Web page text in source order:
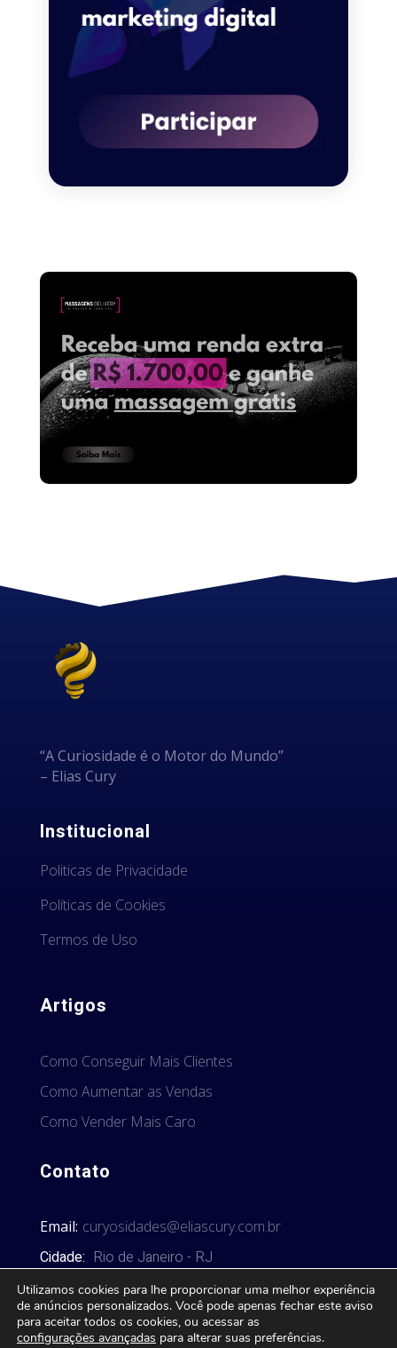
“A Curiosidade é o Motor do Mundo”
– Elias Cury
Institucional
Politicas de Privacidade
Políticas de Cookies
Termos de Uso
Artigos
Como Conseguir Mais Clientes
Como Aumentar as Vendas
Como Vender Mais Caro
Contato
Email: curyosidades@eliascury.com.br
Cidade: Rio de Janeiro - RJ
Utilizamos cookies para lhe proporcionar uma melhor experiência
de anúncios personalizados. Você pode apenas fechar este aviso
para aceitar todos os cookies, ou acessar as
configurações avançadas para alterar suas preferências.